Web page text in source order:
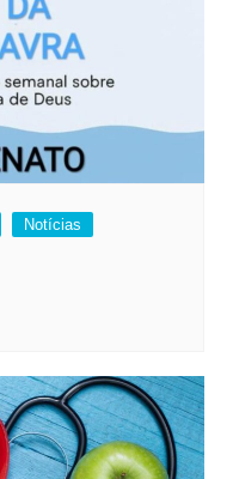
Notícias